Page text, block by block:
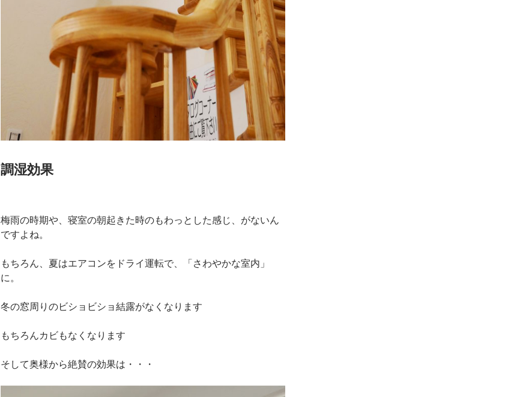
調湿効果
梅雨の時期や、寝室の朝起きた時のもわっとした感じ、がないん
ですよね。
もちろん、夏はエアコンをドライ運転で、「さわやかな室内」
に。
冬の窓周りのビショビショ結露がなくなります
もちろんカビもなくなります
そして奥様から絶賛の効果は・・・